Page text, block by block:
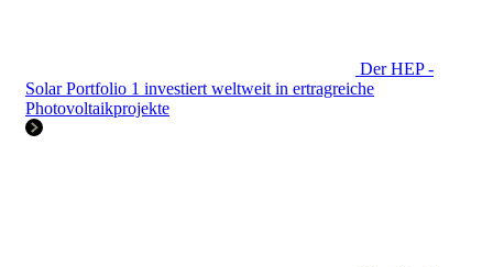
Der HEP -
Solar Portfolio 1 investiert weltweit in ertragreiche
Photovoltaikprojekte